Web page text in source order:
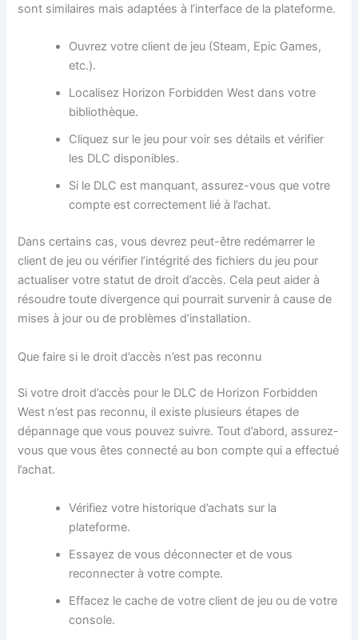
sont similaires mais adaptées à l’interface de la plateforme.
Ouvrez votre client de jeu (Steam, Epic Games,
etc.).
Localisez Horizon Forbidden West dans votre
bibliothèque.
Cliquez sur le jeu pour voir ses détails et vérifier
les DLC disponibles.
Si le DLC est manquant, assurez-vous que votre
compte est correctement lié à l’achat.
Dans certains cas, vous devrez peut-être redémarrer le
client de jeu ou vérifier l’intégrité des fichiers du jeu pour
actualiser votre statut de droit d’accès. Cela peut aider à
résoudre toute divergence qui pourrait survenir à cause de
mises à jour ou de problèmes d’installation.
Que faire si le droit d’accès n’est pas reconnu
Si votre droit d’accès pour le DLC de Horizon Forbidden
West n’est pas reconnu, il existe plusieurs étapes de
dépannage que vous pouvez suivre. Tout d’abord, assurez-
vous que vous êtes connecté au bon compte qui a effectué
l’achat.
Vérifiez votre historique d’achats sur la
plateforme.
Essayez de vous déconnecter et de vous
reconnecter à votre compte.
Effacez le cache de votre client de jeu ou de votre
console.